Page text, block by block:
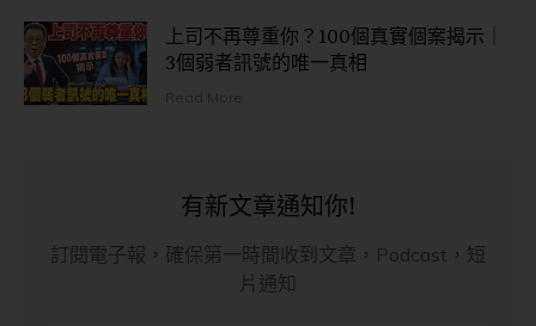
上司不再尊重你？100個真實個案揭示｜
3個弱者訊號的唯一真相
有新文章通知你!
訂閱電子報，確保第一時間收到文章，Podcast，短
片通知